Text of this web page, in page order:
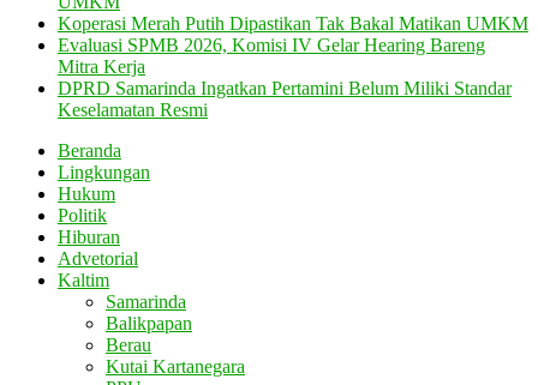
Koperasi Merah Putih Dipastikan Tak Bakal Matikan UMKM
Evaluasi SPMB 2026, Komisi IV Gelar Hearing Bareng
Mitra Kerja
DPRD Samarinda Ingatkan Pertamini Belum Miliki Standar
Keselamatan Resmi
Beranda
Lingkungan
Hukum
Politik
Hiburan
Advetorial
Kaltim
Samarinda
Balikpapan
Berau
Kutai Kartanegara